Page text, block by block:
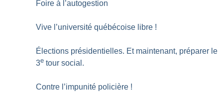
Foire à l’autogestion
Vive l’université québécoise libre !
Élections présidentielles. Et maintenant, préparer le
3e tour social.
Contre l’impunité policière !